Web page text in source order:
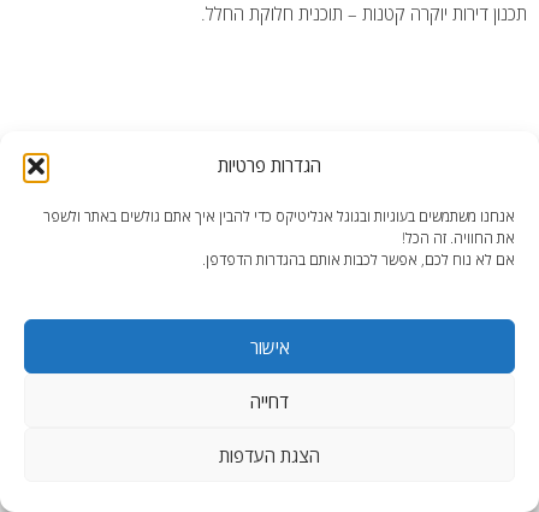
הגדרות פרטיות
אנחנו משתמשים בעוגיות ובגוגל אנליטיקס כדי להבין איך אתם גולשים באתר ולשפר
את החוויה. זה הכל!
אם לא נוח לכם, אפשר לכבות אותם בהגדרות הדפדפן.
אישור
דחייה
הצגת העדפות
תכנון דירות יוקרה קטנות – תוכנית חלוקת החלל.
WordPress Theme :AccessPress Lite